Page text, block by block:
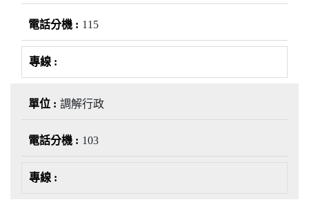
115
調解行政
103